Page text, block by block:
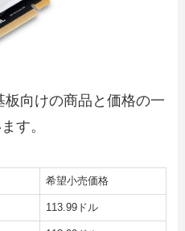
向けの商品と価格の一
す。
希望小売価格
113.99ドル